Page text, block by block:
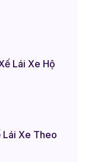
Lái Xe Hộ
Lái Xe Theo